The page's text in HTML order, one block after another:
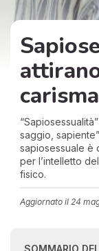
carisma
saggio,
sapiosessuale è
per l’intelletto
fisico.
Aggiornato il 24
SOMMARIO